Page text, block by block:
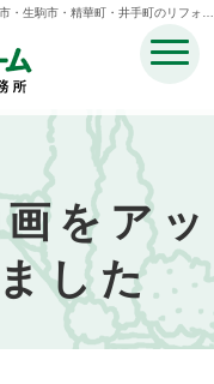
生駒市・精華町・井手町のリフォー
をアッ
した